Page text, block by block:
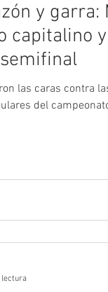
y garra:
capitalino
las caras contra
del
lectura